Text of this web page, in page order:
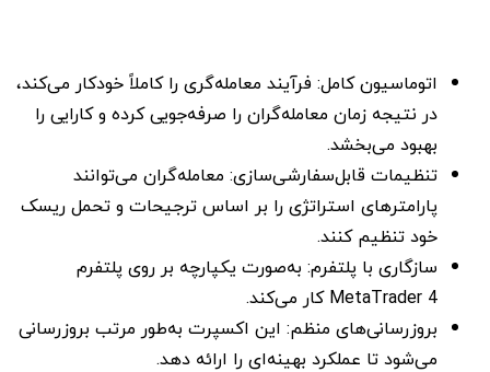
اتوماسیون کامل: فرآیند معامله‌گری را کاملاً خودکار می‌کند،
در نتیجه زمان معامله‌گران را صرفه‌جویی کرده و کارایی را
بهبود می‌بخشد.
تنظیمات قابل‌سفارشی‌سازی: معامله‌گران می‌توانند
پارامترهای استراتژی را بر اساس ترجیحات و تحمل ریسک
خود تنظیم کنند.
سازگاری با پلتفرم: به‌صورت یکپارچه بر روی پلتفرم
MetaTrader 4 کار می‌کند.
بروزرسانی‌های منظم: این اکسپرت به‌طور مرتب بروزرسانی
می‌شود تا عملکرد بهینه‌ای را ارائه دهد.